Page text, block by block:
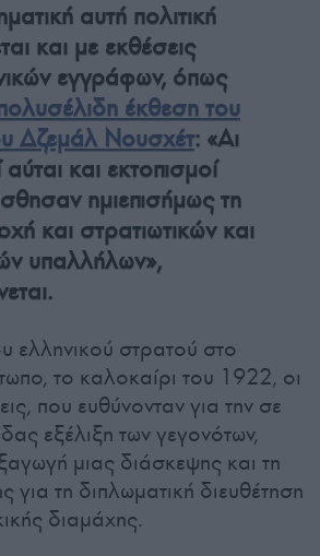
αυτή πολιτική
και με εκθέσεις
εγγράφων, όπως
έκθεση του
Δζεμάλ Νουσχέτ: «Αι
και εκτοπισμοί
ημιεπισήμως τη
και στρατιωτικών και
υπαλλήλων»,
ελληνικού στρατού στο
το καλοκαίρι του 1922, οι
που ευθύνονταν για την σε
εξέλιξη των γεγονότων,
μιας διάσκεψης και τη
τη διπλωματική διευθέτηση
διαμάχης.